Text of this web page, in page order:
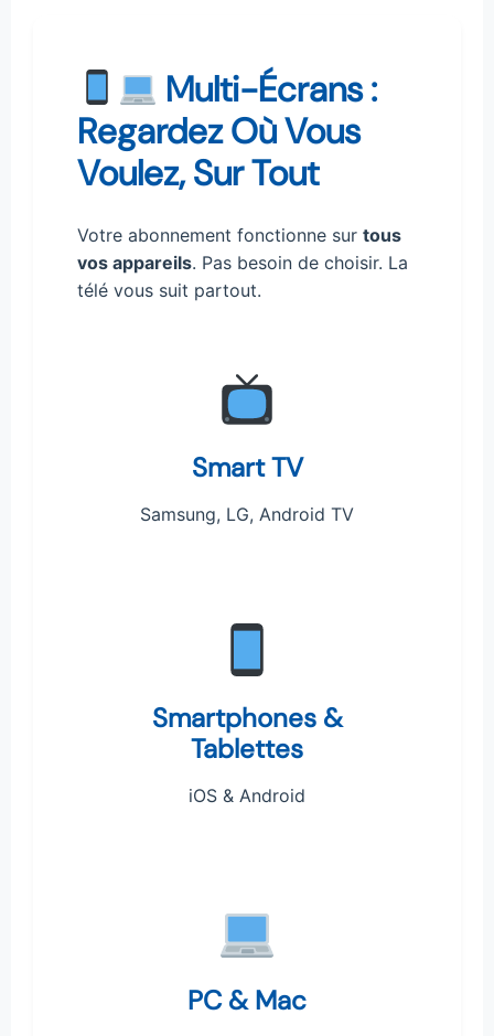
Multi-Écrans :
Regardez Où Vous
Voulez, Sur Tout
Votre abonnement fonctionne sur tous
vos appareils. Pas besoin de choisir. La
télé vous suit partout.
Smart TV
Samsung, LG, Android TV
Smartphones &
Tablettes
iOS & Android
PC & Mac